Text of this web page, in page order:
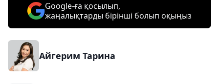
Google-ға қосылып,
жаңалықтарды бірінші болып оқыңыз
Айгерим Тарина